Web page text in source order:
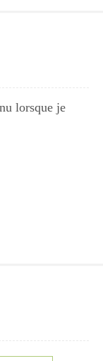
lorsque je